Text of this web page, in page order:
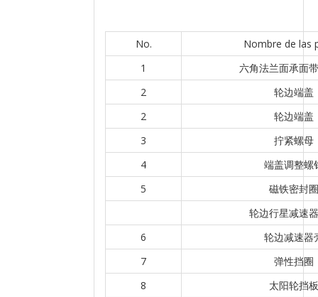
No.
Nombre de las
1
六角法兰面承面
2
轮边端盖
2
轮边端盖
3
拧紧螺母
4
端盖调整螺
5
磁铁密封圈
轮边行星减速
6
轮边减速器
7
弹性挡圈
8
太阳轮挡板